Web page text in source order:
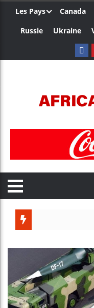
Les Pays Canada
Russie
Ukraine